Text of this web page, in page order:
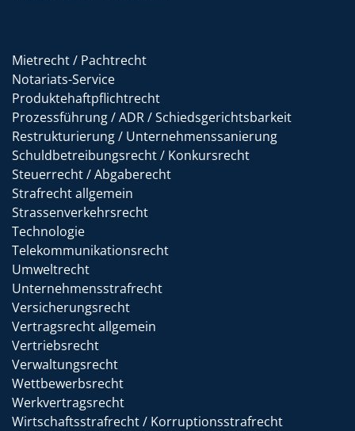
Mietrecht / Pachtrecht
Notariats-Service
Produktehaftpflichtrecht
Prozessführung / ADR / Schiedsgerichtsbarkeit
Restrukturierung / Unternehmenssanierung
Schuldbetreibungsrecht / Konkursrecht
Steuerrecht / Abgaberecht
Strafrecht allgemein
Strassenverkehrsrecht
Technologie
Telekommunikationsrecht
Umweltrecht
Unternehmensstrafrecht
Versicherungsrecht
Vertragsrecht allgemein
Vertriebsrecht
Verwaltungsrecht
Wettbewerbsrecht
Werkvertragsrecht
Wirtschaftsstrafrecht / Korruptionsstrafrecht